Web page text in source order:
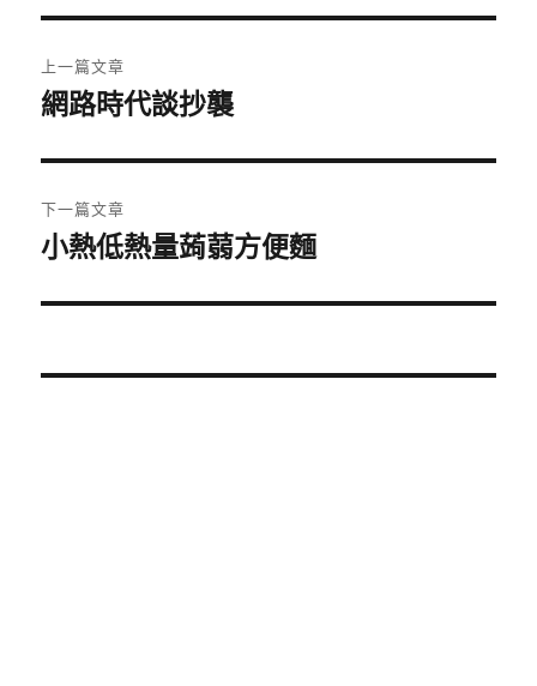
章
覽
上一篇文章
上
篇
文
章:
網路時代談抄襲
下一篇文章
下
篇
章:
小熱低熱量蒟蒻方便麵